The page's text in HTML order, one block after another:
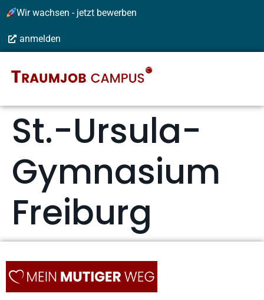
Wir wachsen - jetzt bewerben
anmelden
St.-Ursula-
Gymnasium
Freiburg